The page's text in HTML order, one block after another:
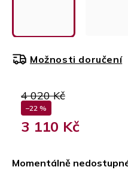
4 020 Kč
–22 %
3 110 Kč
Momentálně
Možnosti doručení